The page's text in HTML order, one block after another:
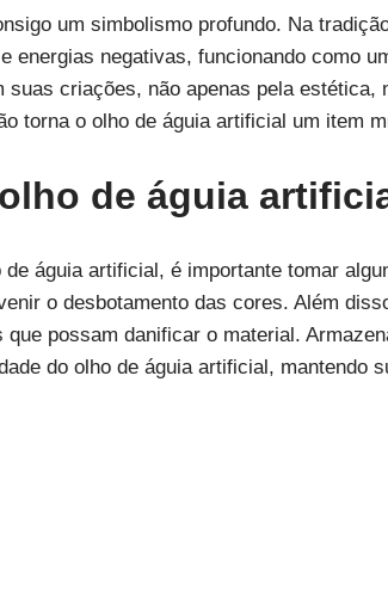
um simbolismo profundo. Na
energias negativas, funcionando como
criações, não apenas pela
torna o olho de águia artificial um item
de águia
águia artificial, é importante tomar
o desbotamento das cores. Além
possam danificar o material.
do olho de águia artificial, mantendo